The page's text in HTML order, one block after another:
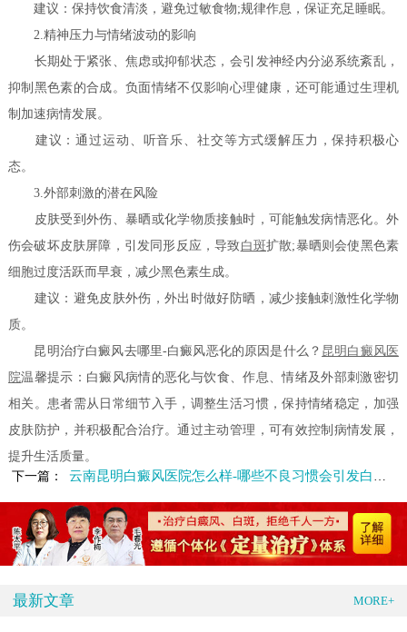
建议：保持饮食清淡，避免过敏食物;规律作息，保证充足睡眠。
2.精神压力与情绪波动的影响
长期处于紧张、焦虑或抑郁状态，会引发神经内分泌系统紊乱，
抑制黑色素的合成。负面情绪不仅影响心理健康，还可能通过生理机
制加速病情发展。
建议：通过运动、听音乐、社交等方式缓解压力，保持积极心
态。
3.外部刺激的潜在风险
皮肤受到外伤、暴晒或化学物质接触时，可能触发病情恶化。外
伤会破坏皮肤屏障，引发同形反应，导致白斑扩散;暴晒则会使黑色素
细胞过度活跃而早衰，减少黑色素生成。
建议：避免皮肤外伤，外出时做好防晒，减少接触刺激性化学物
质。
昆明治疗白癜风去哪里-白癜风恶化的原因是什么？ 昆明白癜风医
院温馨提示：白癜风病情的恶化与饮食、作息、情绪及外部刺激密切
相关。患者需从日常细节入手，调整生活习惯，保持情绪稳定，加强
皮肤防护，并积极配合治疗。通过主动管理，可有效控制病情发展，
提升生活质量。
下一篇：
云南昆明白癜风医院怎么样-哪些不良习惯会引发白癜风
最新文章 MORE+